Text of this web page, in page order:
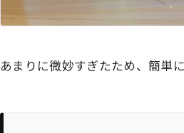
あまりに微妙すぎたため、簡単